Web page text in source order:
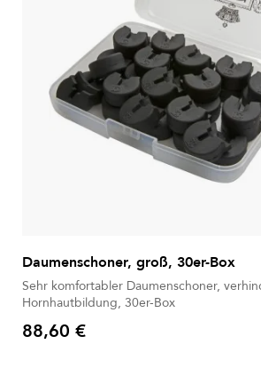
Daumenschoner, groß, 30er-Box
Sehr komfortabler Daumenschoner, verhindert
Hornhautbildung, 30er-Box
Preis
88,60 €